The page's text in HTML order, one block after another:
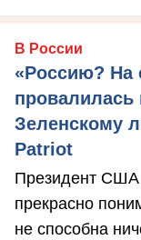
В России
«Россию? На
провалилась
Зеленскому
Patriot
Президент США
прекрасно
не способна